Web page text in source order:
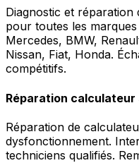
Diagnostic et
pour toutes les
Mercedes, BMW,
Nissan, Fiat, Honda.
compétitifs.
Réparation calculateur
Réparation de
dysfonctionnement.
techniciens qualifiés.